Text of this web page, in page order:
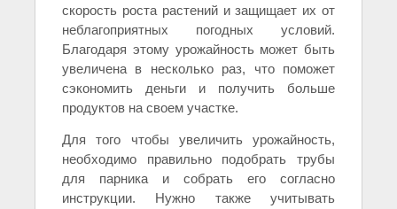
скорость роста растений и защищает их от
неблагоприятных погодных условий.
Благодаря этому урожайность может быть
увеличена в несколько раз, что поможет
сэкономить деньги и получить больше
продуктов на своем участке.
Для того чтобы увеличить урожайность,
необходимо правильно подобрать трубы
для парника и собрать его согласно
инструкции. Нужно также учитывать